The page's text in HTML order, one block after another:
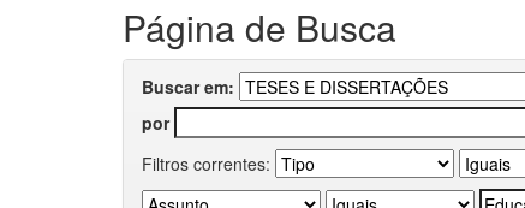
Página de Busca
Buscar em:
por
Filtros correntes: